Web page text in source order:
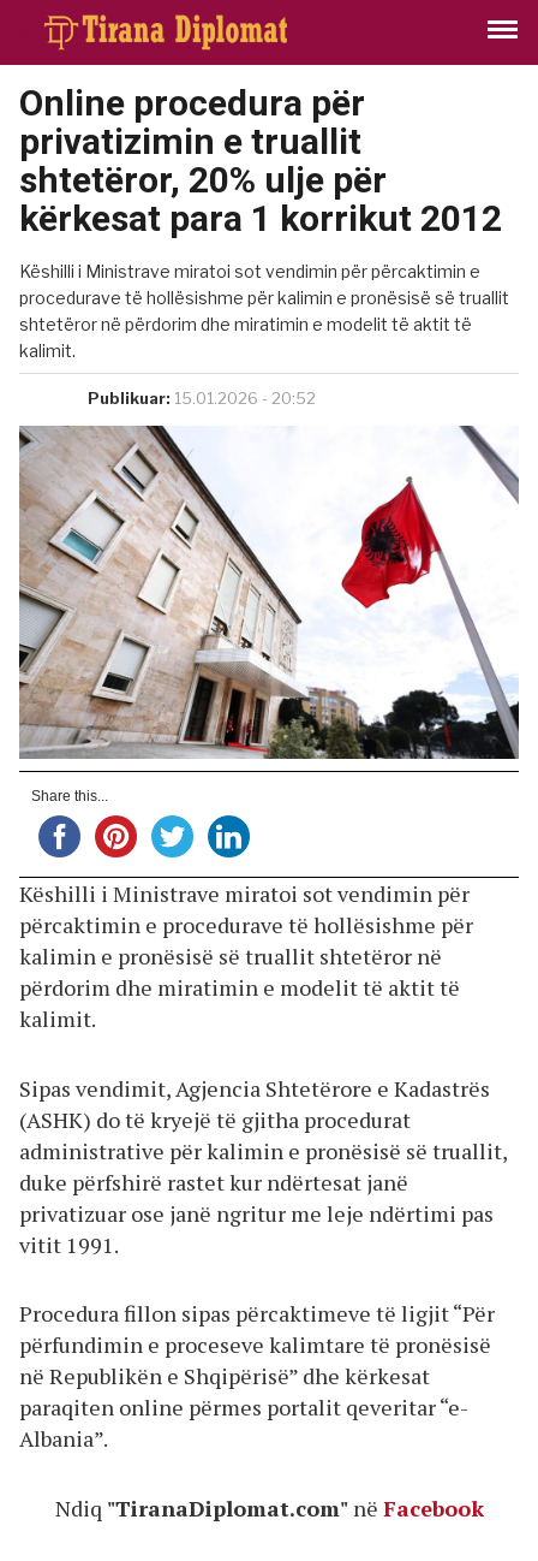
Online procedura për
privatizimin e truallit
shtetëror, 20% ulje për
kërkesat para 1 korrikut 2012
Këshilli i Ministrave miratoi sot vendimin për përcaktimin e
procedurave të hollësishme për kalimin e pronësisë së truallit
shtetëror në përdorim dhe miratimin e modelit të aktit të
kalimit.
Publikuar: 15.01.2026 - 20:52
Share this...
Këshilli i Ministrave miratoi sot vendimin për
përcaktimin e procedurave të hollësishme për
kalimin e pronësisë së truallit shtetëror në
përdorim dhe miratimin e modelit të aktit të
kalimit.
Sipas vendimit, Agjencia Shtetërore e Kadastrës
(ASHK) do të kryejë të gjitha procedurat
administrative për kalimin e pronësisë së truallit,
duke përfshirë rastet kur ndërtesat janë
privatizuar ose janë ngritur me leje ndërtimi pas
vitit 1991.
Procedura fillon sipas përcaktimeve të ligjit “Për
përfundimin e proceseve kalimtare të pronësisë
në Republikën e Shqipërisë” dhe kërkesat
paraqiten online përmes portalit qeveritar “e-
Albania”.
Ndiq "TiranaDiplomat.com" në Facebook